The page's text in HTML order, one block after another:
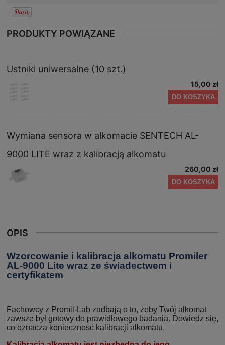
PRODUKTY POWIĄZANE
Ustniki uniwersalne (10 szt.)
15,00 zł
DO KOSZYKA
Wymiana sensora w alkomacie SENTECH AL-
9000 LITE wraz z kalibracją alkomatu
260,00 zł
DO KOSZYKA
OPIS
Wzorcowanie i kalibracja alkomatu Promiler
AL-9000 Lite wraz ze świadectwem i
certyfikatem
Fachowcy z Promil-Lab zadbają o to, żeby Twój alkomat
zawsze był gotowy do prawidłowego badania. Dowiedz się,
co oznacza konieczność kalibracji alkomatu.